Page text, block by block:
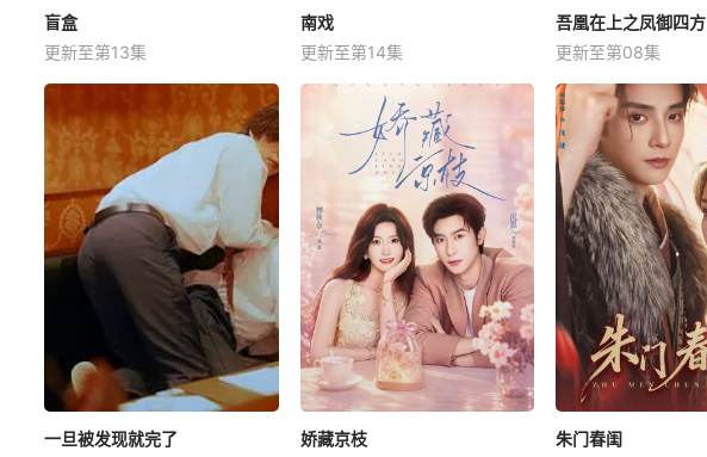
盲盒
更新至第13集
南戏
更新至第14集
吾凰在上之凤御四方
更新至第08集
一旦被发现就完了
娇藏京枝
朱门春闺